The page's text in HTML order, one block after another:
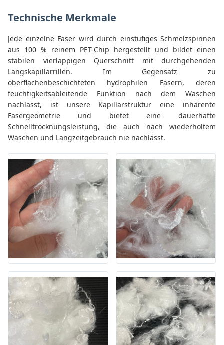
Technische Merkmale
Jede einzelne Faser wird durch einstufiges Schmelzspinnen
aus 100 % reinem PET-Chip hergestellt und bildet einen
stabilen vierlappigen Querschnitt mit durchgehenden
Längskapillarrillen. Im Gegensatz zu
oberflächenbeschichteten hydrophilen Fasern, deren
feuchtigkeitsableitende Funktion nach dem Waschen
nachlässt, ist unsere Kapillarstruktur eine inhärente
Fasergeometrie und bietet eine dauerhafte
Schnelltrocknungsleistung, die auch nach wiederholtem
Waschen und Langzeitgebrauch nie nachlässt.